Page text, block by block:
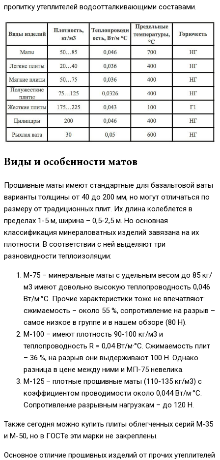
пропитку утеплителей водоотталкивающими составами.
Виды и особенности матов
Прошивные маты имеют стандартные для базальтовой ваты
варианты толщины от 40 до 200 мм, но могут отличаться по
размеру от традиционных плит. Их длина колеблется в
пределах 1-5 м, ширина – 0,5-2,5 м. Но основная
классификация минераловатных изделий завязана на их
плотности. В соответствии с ней выделяют три
разновидности теплоизоляции:
М-75 – минеральные маты с удельным весом до 85 кг/
м3 имеют довольно высокую теплопроводность 0,046
Вт/м·°С. Прочие характеристики тоже не впечатляют:
сжимаемость – около 55 %, сопротивление на разрыв –
самое низкое в группе и в нашем обзоре (80 Н).
М-100 – имеют плотность 90-100 кг/м3 и
теплопроводность R = 0,04 Вт/м·°С. Сжимаемость плит
– 36 %, на разрыв они выдерживают 100 Н. Однако
разница в цене между ними и МП-75 невелика.
М-125 – плотные прошивные маты (110-135 кг/м3) с
коэффициентом проводимости около 0,044 Вт/м·°С.
Сопротивление разрывным нагрузкам – до 120 Н.
Также сегодня можно купить плиты облегченных серий М-35
и М-50, но в ГОСТе эти марки не закреплены.
Основное отличие прошивных изделий от прочих утеплителей